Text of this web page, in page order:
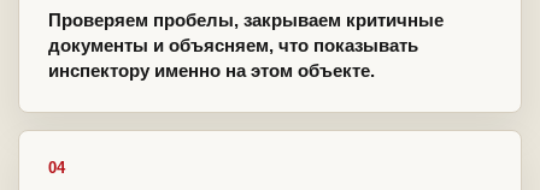
Проверяем пробелы, закрываем критичные
документы и объясняем, что показывать
инспектору именно на этом объекте.
04